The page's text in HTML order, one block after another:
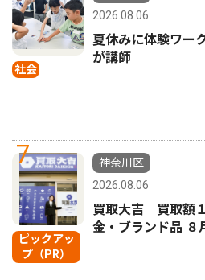
社会
2026.08.06
夏休みに体験ワー
が講師
7
ピックアッ
プ（PR）
神奈川区
2026.08.06
買取大吉 買取額
金・ブランド品 ８